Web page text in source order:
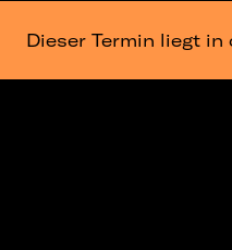
Dieser Termin liegt in